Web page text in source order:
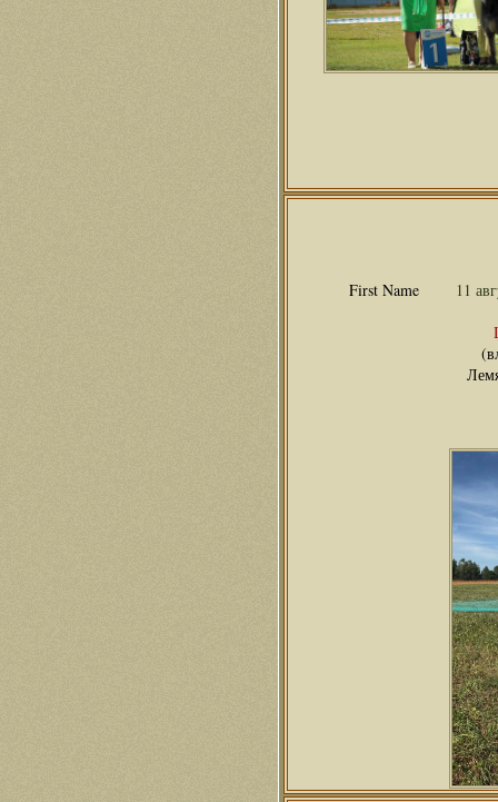
11